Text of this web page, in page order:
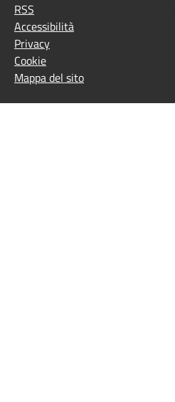
RSS
Accessibilità
Privacy
Cookie
Mappa del sito